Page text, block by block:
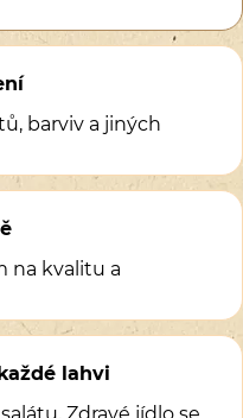
barviv a jiných
na kvalitu a
lahvi
Zdravé jídlo se